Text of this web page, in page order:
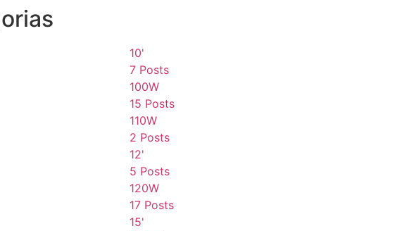
10'
7 Posts
100W
15 Posts
110W
2 Posts
12'
5 Posts
120W
17 Posts
15'